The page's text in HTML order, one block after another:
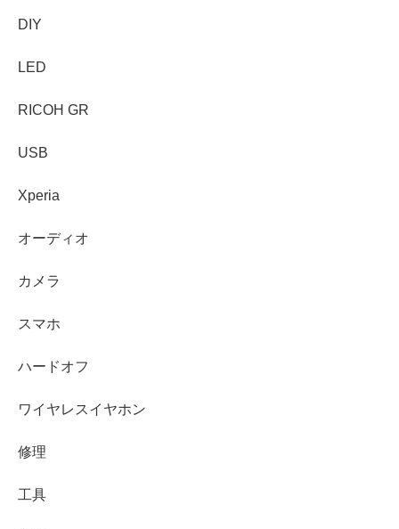
DIY
LED
RICOH GR
USB
Xperia
オーディオ
カメラ
スマホ
ハードオフ
ワイヤレスイヤホン
修理
工具